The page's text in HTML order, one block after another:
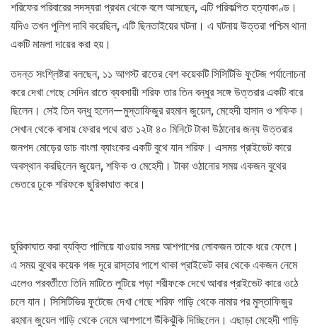
শরিফের পরিবারের সদস্যরা প্রথম থেকে বলে আসছেন, এটি পরিকল্পিত হত্যাকাণ্ড।
যদিও তখন পুলিশ দাবি করেছিল, এটি ছিনতাইয়ের ঘটনা। এ ঘটনায় উত্তরা পশ্চিম থানা
একটি মামলা দায়ের করা হয়।
তদন্ত সংশ্লিষ্টরা বলছেন, ১১ আগস্ট রাতের বেশ কয়েকটি সিসিটিভি ফুটেজ পর্যালোচনা
করে দেখা গেছে সেদিন রাতে ব্যবসায়ী শরিফ তার তিন বন্ধুর সঙ্গে উত্তরার একটি বারে
ছিলেন। সেই তিন বন্ধু হলেন—মুস্তাফিজুর রহমান জুয়েল, মেহেদী হাসান ও শফিক।
সেখান থেকে বাসায় ফেরার পথে রাত ১২টা ৪০ মিনিটে টাকা উঠানোর জন্য উত্তরার
জনপদ মোড়ের ডাচ বাংলা ব্যাংকের একটি বুথে যান শরিফ। এসময় প্রাইভেট কারে
অবস্থান করছিলেন জুয়েল, শফিক ও মেহেদী। টাকা ওঠানোর সময় একজন বুথের
ভেতরে ঢুকে শরিফকে ছুরিকাঘাত করে।
ছুরিকাঘাত করা ব্যক্তি পালিয়ে যাওয়ার সময় আশপাশের লোকজন তাকে ধরে ফেলে।
এ সময় বুথের কয়েক গজ দূরে রাস্তার পাশে থাকা প্রাইভেট কার থেকে একজন নেমে
এলেও পরবর্তীতে তিনি মাটিতে লুটিয়ে পড়া শরীফকে দেখে আবার প্রাইভেট কারে ওঠে
চলে যান। সিসিটিভির ফুটেজে দেখা গেছে শরিফ গাড়ি থেকে নামার পর মুস্তাফিজুর
রহমান জুয়েল গাড়ি থেকে নেমে আশপাশে উঁকিঝুঁকি দিচ্ছিলেন। এছাড়া মেহেদী গাড়ি